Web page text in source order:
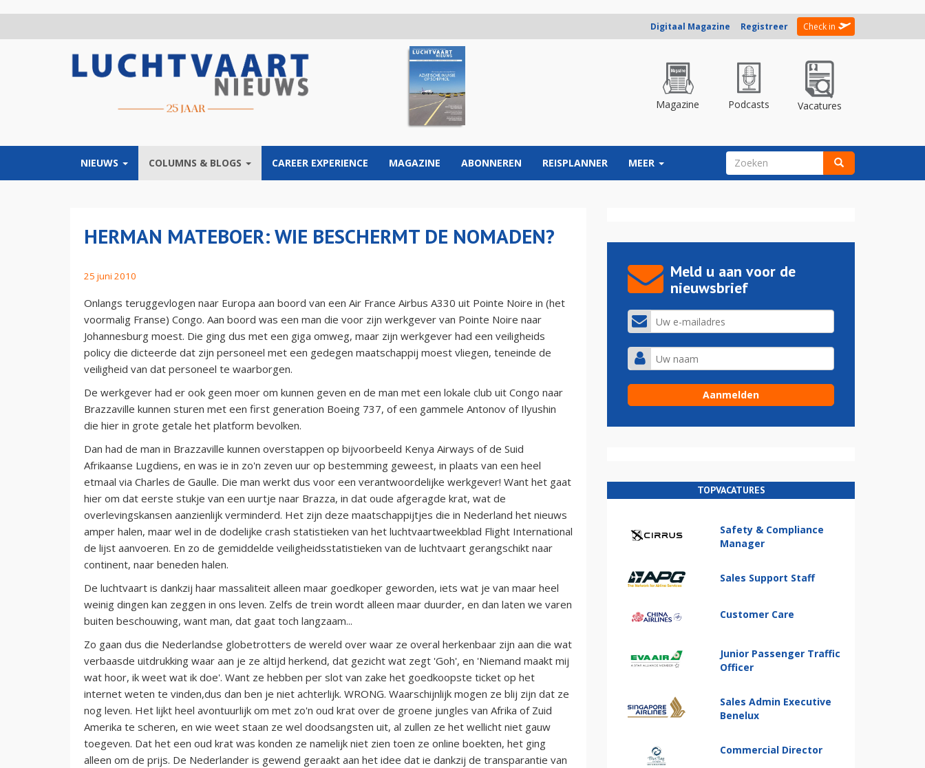
Digitaal Magazine Registreer Check in
Magazine Podcasts Vacatures
NIEUWS COLUMNS & BLOGS CAREER EXPERIENCE MAGAZINE ABONNEREN REISPLANNER MEER ZOEKVELD
HERMAN MATEBOER: WIE BESCHERMT DE NOMADEN?
25 juni 2010
Onlangs teruggevlogen naar Europa aan boord van een Air France Airbus A330 uit Pointe Noire in (het
voormalig Franse) Congo. Aan boord was een man die voor zijn werkgever van Pointe Noire naar
Johannesburg moest. Die ging dus met een giga omweg, maar zijn werkgever had een veiligheids
policy die dicteerde dat zijn personeel met een gedegen maatschappij moest vliegen, teneinde de
veiligheid van dat personeel te waarborgen.
De werkgever had er ook geen moer om kunnen geven en de man met een lokale club uit Congo naar
Brazzaville kunnen sturen met een first generation Boeing 737, of een gammele Antonov of Ilyushin
die hier in grote getale het platform bevolken.
Dan had de man in Brazzaville kunnen overstappen op bijvoorbeeld Kenya Airways of de Suid
Afrikaanse Lugdiens, en was ie in zo'n zeven uur op bestemming geweest, in plaats van een heel
etmaal via Charles de Gaulle. Die man werkt dus voor een verantwoordelijke werkgever! Want het gaat
hier om dat eerste stukje van een uurtje naar Brazza, in dat oude afgeragde krat, wat de
overlevingskansen aanzienlijk verminderd. Het zijn deze maatschappijtjes die in Nederland het nieuws
amper halen, maar wel in de dodelijke crash statistieken van het luchtvaartweekblad Flight International
de lijst aanvoeren. En zo de gemiddelde veiligheidsstatistieken van de luchtvaart gerangschikt naar
continent, naar beneden halen.
De luchtvaart is dankzij haar massaliteit alleen maar goedkoper geworden, iets wat je van maar heel
weinig dingen kan zeggen in ons leven. Zelfs de trein wordt alleen maar duurder, en dan laten we varen
buiten beschouwing, want man, dat gaat toch langzaam...
Zo gaan dus die Nederlandse globetrotters de wereld over waar ze overal herkenbaar zijn aan die wat
verbaasde uitdrukking waar aan je ze altijd herkend, dat gezicht wat zegt 'Goh', en 'Niemand maakt mij
wat hoor, ik weet wat ik doe'. Want ze hebben per slot van zake het goedkoopste ticket op het
internet weten te vinden,dus dan ben je niet achterlijk. WRONG. Waarschijnlijk mogen ze blij zijn dat ze
nog leven. Het lijkt heel avontuurlijk om met zo'n oud krat over de groene jungles van Afrika of Zuid
Amerika te scheren, en wie weet staan ze wel doodsangsten uit, al zullen ze het wellicht niet gauw
toegeven. Dat het een oud krat was konden ze namelijk niet zien toen ze online boekten, het ging
alleen om de prijs. De Nederlander is gewend geraakt aan het idee dat ie dankzij de transparantie van
Meld u aan voor de
nieuwsbrief
TOPVACATURES
Safety & Compliance
Manager
Sales Support Staff
Customer Care
Junior Passenger Traffic
Officer
Sales Admin Executive
Benelux
Commercial Director